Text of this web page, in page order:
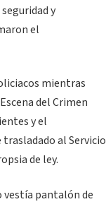
y
el
mientras
del Crimen
y el
al Servicio
de ley.
pantalón de